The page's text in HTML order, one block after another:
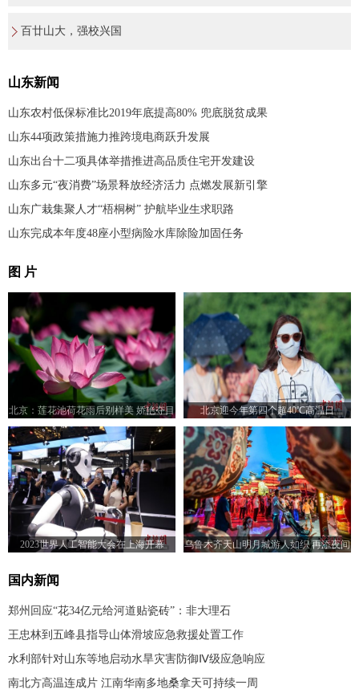
百廿山大，强校兴国
山东新闻
山东农村低保标准比2019年底提高80% 兜底脱贫成果
山东44项政策措施力推跨境电商跃升发展
山东出台十二项具体举措推进高品质住宅开发建设
山东多元“夜消费”场景释放经济活力 点燃发展新引擎
山东广栽集聚人才“梧桐树” 护航毕业生求职路
山东完成本年度48座小型病险水库除险加固任务
图 片
北京：莲花池荷花雨后别样美 娇艳夺目
迎“小暑”
北京迎今年第四个超40℃高温日
2023世界人工智能大会在上海开幕
乌鲁木齐天山明月城游人如织 再添夜间
国内新闻
郑州回应“花34亿元给河道贴瓷砖”：非大理石
王忠林到五峰县指导山体滑坡应急救援处置工作
水利部针对山东等地启动水旱灾害防御Ⅳ级应急响应
南北方高温连成片 江南华南多地桑拿天可持续一周